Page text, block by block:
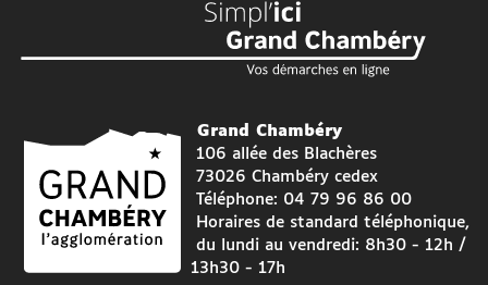
Grand Chambéry
106 allée des Blachères
73026 Chambéry cedex
Téléphone: 04 79 96 86 00
Horaires de standard téléphonique,
du lundi au vendredi: 8h30 - 12h /
13h30 - 17h